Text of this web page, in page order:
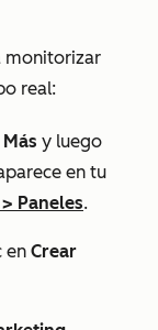
monitorizar
real:
Más y luego
en tu
> Paneles.
en Crear